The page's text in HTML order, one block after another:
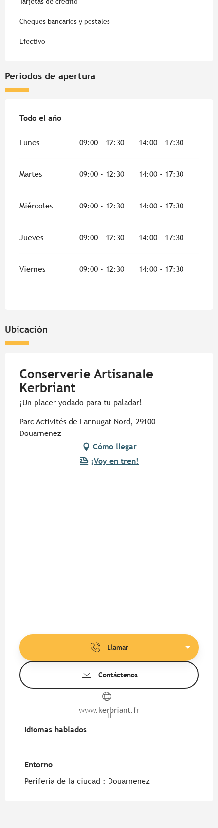
Cheques bancarios y postales
Efectivo
Periodos de apertura
Todo el año
Todo el año
Lunes 09:00 - 12:30 14:00 - 17:30
Martes 09:00 - 12:30 14:00 - 17:30
Miércoles 09:00 - 12:30 14:00 - 17:30
Jueves 09:00 - 12:30 14:00 - 17:30
Viernes 09:00 - 12:30 14:00 - 17:30
Ubicación
Conserverie Artisanale
Kerbriant
¡Un placer yodado para tu paladar!
Parc Activités de Lannugat Nord, 29100
Douarnenez
Cómo llegar
¡Voy en tren!
Llamar
Contáctenos
www.kerbriant.fr
Idiomas hablados
Idiomas hablados
Entorno
Entorno
Periferia de la ciudad : Douarnenez